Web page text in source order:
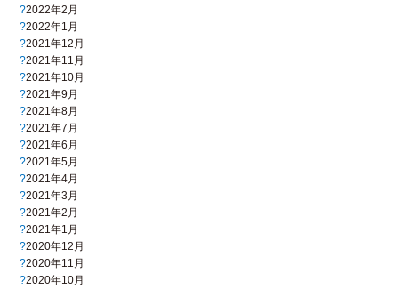
2022年2月
2022年1月
2021年12月
2021年11月
2021年10月
2021年9月
2021年8月
2021年7月
2021年6月
2021年5月
2021年4月
2021年3月
2021年2月
2021年1月
2020年12月
2020年11月
2020年10月